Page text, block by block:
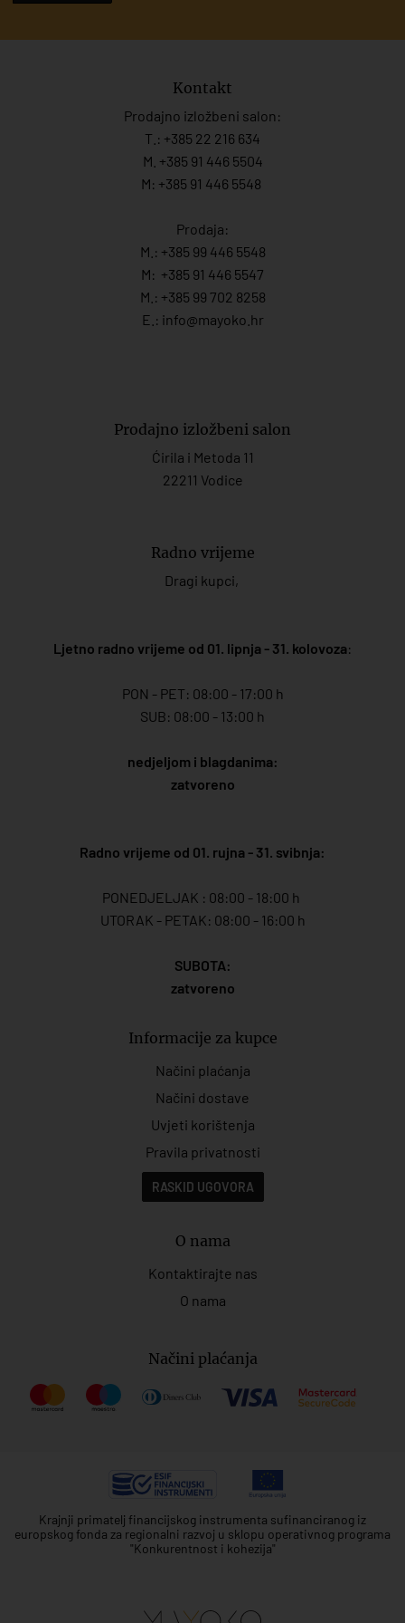
Kontakt
Prodajno izložbeni salon:
T.: +385 22 216 634
M. +385 91 446 5504
M: +385 91 446 5548
Prodaja:
M.: +385 99 446 5548
M: +385 91 446 5547
M.: +385 99 702 8258
E.: info@mayoko. hr
Prodajno izložbeni salon
Ćirila i Metoda 11
22211 Vodice
Radno vrijeme
Dragi kupci,
Ljetno radno vrijeme od 01. lipnja - 31. kolovoza:
PON - PET: 08:00 - 17:00 h
SUB: 08:00 - 13:00 h
nedjeljom i blagdanima:
zatvoreno
Radno vrijeme od 01. rujna - 31. svibnja:
PONEDJELJAK : 08:00 - 18:00 h
UTORAK - PETAK: 08:00 - 16:00 h
SUBOTA:
zatvoreno
Informacije za kupce
Načini plaćanja
Načini dostave
Uvjeti korištenja
Pravila privatnosti
RASKID UGOVORA
O nama
Kontaktirajte nas
O nama
Načini plaćanja
Krajnji primatelj financijskog instrumenta sufinanciranog iz
europskog fonda za regionalni razvoj u sklopu operativnog programa
"Konkurentnost i kohezija"